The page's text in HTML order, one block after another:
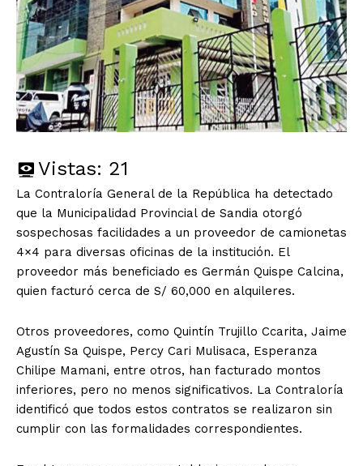
Vistas: 21
La Contraloría General de la República ha detectado
que la Municipalidad Provincial de Sandia otorgó
sospechosas facilidades a un proveedor de camionetas
4×4 para diversas oficinas de la institución. El
proveedor más beneficiado es Germán Quispe Calcina,
quien facturó cerca de S/ 60,000 en alquileres.
Otros proveedores, como Quintín Trujillo Ccarita, Jaime
Agustín Sa Quispe, Percy Cari Mulisaca, Esperanza
Chilipe Mamani, entre otros, han facturado montos
inferiores, pero no menos significativos. La Contraloría
identificó que todos estos contratos se realizaron sin
cumplir con las formalidades correspondientes.